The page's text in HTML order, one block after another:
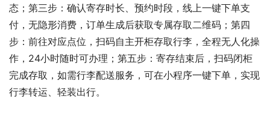
态；第三步：确认寄存时长、预约时段，线上一键下单支
付，无隐形消费，订单生成后获取专属存取二维码；第四
步：前往对应点位，扫码自主开柜存取行李，全程无人化操
作，24小时随时可办理；第五步：寄存结束后，扫码闭柜
完成存取，如需行李配送服务，可在小程序一键下单，实现
行李转运、轻装出行。